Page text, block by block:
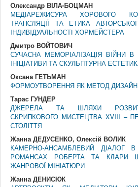
Олександр ВІЛА-БОЦМАН
МЕДІАРЕЖИСУРА ХОРОВОГО
ТРАНСЛЯЦІЇ ТА ЕТИКА
ІНДИВІДУАЛЬНОСТІ ХОРМЕЙСТЕРА
Дмитро ВОЙТОВИЧ
СУЧАСНА МЕМОРІАЛІЗАЦІЯ ВІЙНИ В
ІНІЦІАТИВИ ТА СКУЛЬПТУРНА
Оксана ГЕТЬМАН
ФОРМОУТВОРЕННЯ ЯК МЕТОД
Тарас ГУНДЕР
ДЖЕРЕЛА ТА ШЛЯХИ
СКРИПКОВОГО МИСТЕЦТВА XVIII –
СТОЛІТТЯ
Жанна ДЕДУСЕНКО, Олексій ВОЛИК
КАМЕРНО-АНСАМБЛЕВИЙ ДІАЛОГ В
РОМАНСАХ РОБЕРТА ТА КЛАРИ
ЖАНРОВОЇ МІНІАТЮРИ
Жанна ДЕНИСЮК